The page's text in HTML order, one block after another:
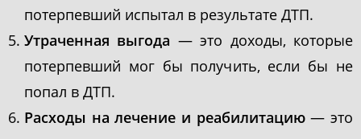
потерпевший испытал в результате ДТП.
Утраченная выгода — это доходы, которые
потерпевший мог бы получить, если бы не
попал в ДТП.
Расходы на лечение и реабилитацию— это